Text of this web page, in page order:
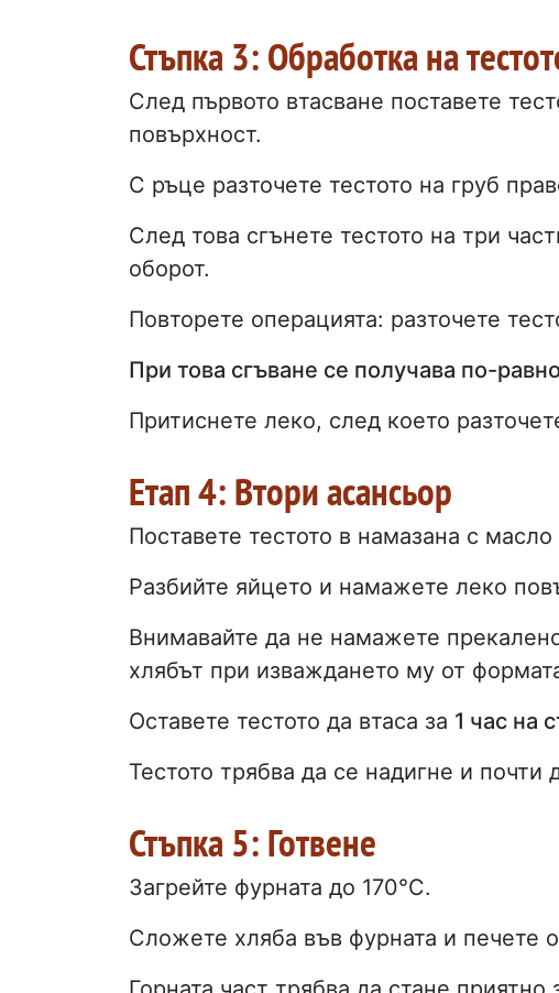
Стъпка 3: Обработка на
След първото втасване поставете
повърхност.
С ръце разточете тестото на груб
След това сгънете тестото на три
оборот.
Повторете операцията: разточете
При това сгъване се получава по-
Притиснете леко, след което
Етап 4: Втори асансьор
Поставете тестото в намазана с
Разбийте яйцето и намажете леко
Внимавайте да не намажете
хлябът при изваждането му от
Оставете тестото да втаса за 1 час на
Тестото трябва да се надигне и почти
Стъпка 5: Готвене
Загрейте фурната до 170°C.
Сложете хляба във фурната и печете